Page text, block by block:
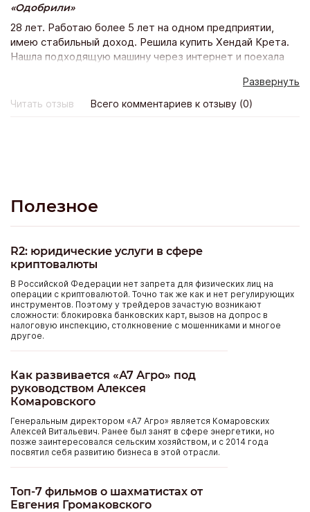
Одобрили
28 лет. Работаю более 5 лет на одном предприятии,
имею стабильный доход. Решила купить Хендай Крета.
Нашла подходящую машину через интернет и поехала
из которых мне 4 отказали а 5 ответ так не пришел…
Тогда я в интернете опять же нашла Экстра банк и
Развернуть
Читать отзыв
Всего комментариев к отзыву (0)
Полезное
R2: юридические услуги в сфере
криптовалюты
В Российской Федерации нет запрета для физических лиц на
операции с криптовалютой. Точно так же как и нет регулирующих
инструментов. Поэтому у трейдеров зачастую возникают
сложности: блокировка банковских карт, вызов на допрос в
налоговую инспекцию, столкновение с мошенниками и многое
другое.
Как развивается «А7 Агро» под
руководством Алексея
Комаровского
Генеральным директором «А7 Агро» является Комаровских
Алексей Витальевич. Ранее был занят в сфере энергетики, но
позже заинтересовался сельским хозяйством, и с 2014 года
посвятил себя развитию бизнеса в этой отрасли.
Топ-7 фильмов о шахматистах от
Евгения Громаковского